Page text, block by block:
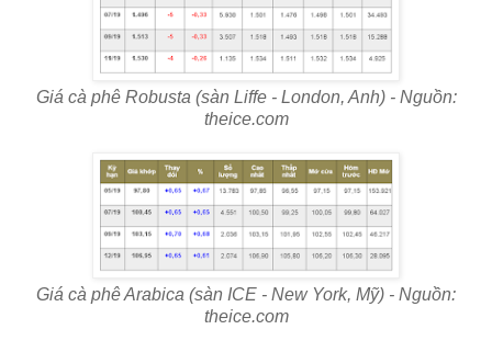
Giá cà phê Robusta (sàn Liffe - London, Anh) - Nguồn:
theice.com
Giá cà phê Arabica (sàn ICE - New York, Mỹ) - Nguồn:
theice.com